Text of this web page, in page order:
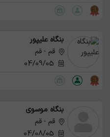
بنگاه علیپور
قم - قم
بنگاه موسوی
قم - قم